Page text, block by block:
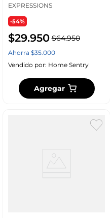
EXPRESSIONS
-54%
$29.950 $64.950
Ahorra $35.000
Vendido por: Home Sentry
Agregar